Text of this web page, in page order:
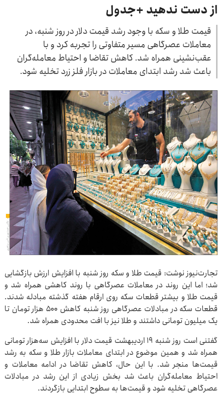
از دست ندهید +جدول
قیمت طلا و سکه با وجود رشد قیمت دلار در روز شنبه، در
معاملات عصرگاهی مسیر متفاوتی را تجربه کرد و با
عقب‌نشینی همراه شد. کاهش تقاضا و احتیاط معامله‌گران
باعث شد رشد ابتدای معاملات در بازار فلز زرد تخلیه شود.
تجارت‌نیوز نوشت: قیمت طلا و سکه روز شنبه با افزایش ارزش بازگشایی
شد؛ اما این روند در معاملات عصرگاهی با روند کاهشی همراه شد و
قیمت طلا و بیشتر قطعات سکه روی ارقام هفته گذشته مبادله شدند.
قطعات سکه در مبادلات عصرگاهی روز شنبه کاهش ۵۰۰ هزار تومان تا
یک میلیون تومانی داشتند و طلا نیز با افت محدودی همراه شد.
گفتنی است روز شنبه ۱۹ اردیبهشت قیمت دلار با افزایش سه‌هزار تومانی
همراه شد و همین موضوع در ابتدای معاملات بازار طلا و سکه به رشد
قیمت‌ها منجر شد. با این حال، کاهش تقاضا در ادامه معاملات و
احتیاط معامله‌گران باعث شد بخش زیادی از این رشد در مبادلات
عصرگاهی تخلیه شود و قیمت‌ها به سطوح ابتدایی بازگردند.